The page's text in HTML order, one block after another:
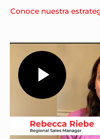
Conoce nuestra
Play